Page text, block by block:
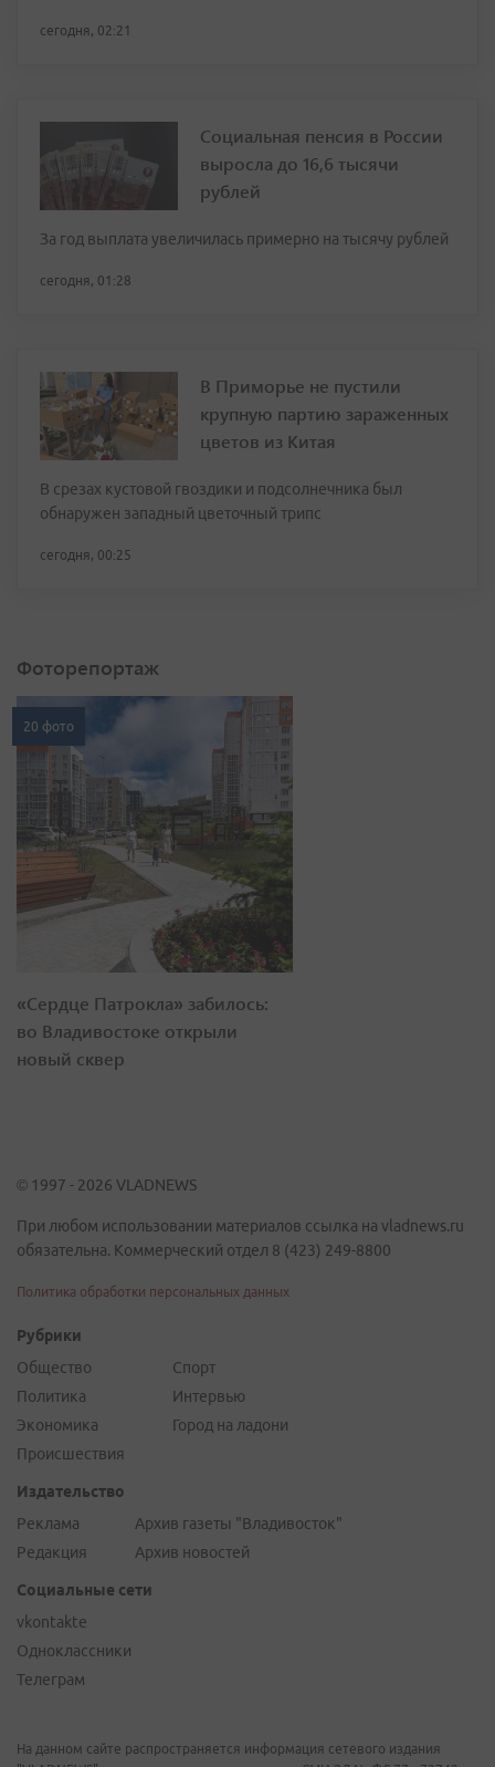
сегодня, 02:21
Социальная пенсия в России
выросла до 16,6 тысячи
рублей
За год выплата увеличилась примерно на тысячу рублей
сегодня, 01:28
В Приморье не пустили
крупную партию зараженных
цветов из Китая
В срезах кустовой гвоздики и подсолнечника был
обнаружен западный цветочный трипс
сегодня, 00:25
Фоторепортаж
20 фото
«Сердце Патрокла» забилось:
во Владивостоке открыли
новый сквер
© 1997 - 2026 VLADNEWS
При любом использовании материалов ссылка на vladnews.ru
обязательна. Коммерческий отдел 8 (423) 249-8800
Политика обработки персональных данных
Рубрики
Общество
Политика
Экономика
Происшествия
Спорт
Интервью
Город на ладони
Издательство
Реклама
Редакция
Архив газеты "Владивосток"
Архив новостей
Социальные сети
vkontakte
Одноклассники
Телеграм
На данном сайте распространяется информация сетевого издания